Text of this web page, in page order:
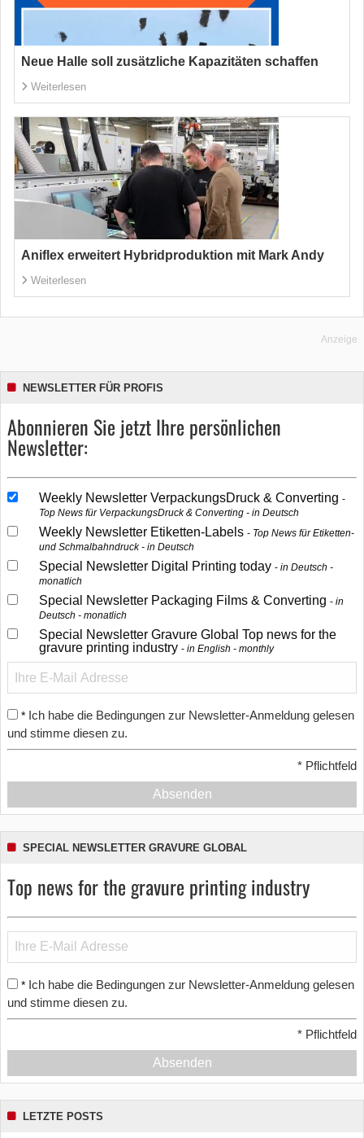
Neue Halle soll zusätzliche Kapazitäten schaffen
Weiterlesen
Aniflex erweitert Hybridproduktion mit Mark Andy
Weiterlesen
Anzeige
NEWSLETTER FÜR PROFIS
Abonnieren Sie jetzt Ihre persönlichen
Newsletter:
Weekly Newsletter VerpackungsDruck & Converting
Top News für VerpackungsDruck & Converting - in Deutsch
Weekly Newsletter Etiketten-Labels
Top News für Etiketten-
und Schmalbahndruck - in Deutsch
Special Newsletter Digital Printing today
in Deutsch -
monatlich
Special Newsletter Packaging Films & Converting
in
Deutsch - monatlich
Special Newsletter Gravure Global Top news for the
gravure printing industry
in English - monthly
* Ich habe die Bedingungen zur Newsletter-Anmeldung gelesen
und stimme diesen zu.
* Pflichtfeld
Absenden
SPECIAL NEWSLETTER GRAVURE GLOBAL
Top news for the gravure printing industry
* Ich habe die Bedingungen zur Newsletter-Anmeldung gelesen
und stimme diesen zu.
* Pflichtfeld
Absenden
LETZTE POSTS